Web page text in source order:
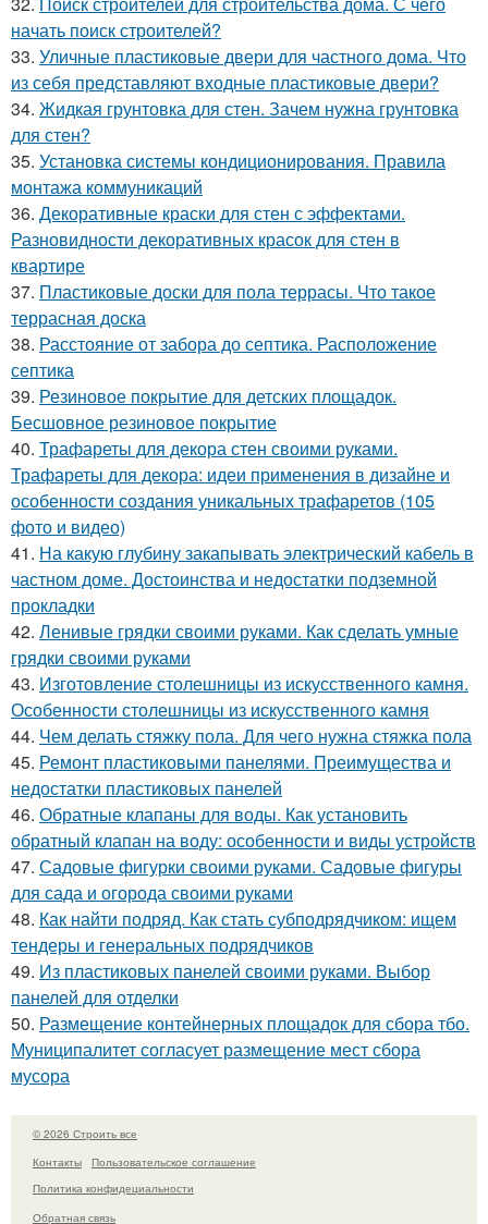
начать поиск строителей?
33. Уличные пластиковые двери для частного дома. Что
из себя представляют входные пластиковые двери?
34. Жидкая грунтовка для стен. Зачем нужна грунтовка
для стен?
35. Установка системы кондиционирования. Правила
монтажа коммуникаций
36. Декоративные краски для стен с эффектами.
Разновидности декоративных красок для стен в
квартире
37. Пластиковые доски для пола террасы. Что такое
террасная доска
38. Расстояние от забора до септика. Расположение
септика
39. Резиновое покрытие для детских площадок.
Бесшовное резиновое покрытие
40. Трафареты для декора стен своими руками.
Трафареты для декора: идеи применения в дизайне и
особенности создания уникальных трафаретов (105
фото и видео)
41. На какую глубину закапывать электрический кабель в
частном доме. Достоинства и недостатки подземной
прокладки
42. Ленивые грядки своими руками. Как сделать умные
грядки своими руками
43. Изготовление столешницы из искусственного камня.
Особенности столешницы из искусственного камня
44. Чем делать стяжку пола. Для чего нужна стяжка пола
45. Ремонт пластиковыми панелями. Преимущества и
недостатки пластиковых панелей
46. Обратные клапаны для воды. Как установить
обратный клапан на воду: особенности и виды устройств
47. Садовые фигурки своими руками. Садовые фигуры
для сада и огорода своими руками
48. Как найти подряд. Как стать субподрядчиком: ищем
тендеры и генеральных подрядчиков
49. Из пластиковых панелей своими руками. Выбор
панелей для отделки
50. Размещение контейнерных площадок для сбора тбо.
Муниципалитет согласует размещение мест сбора
мусора
© 2026 Строить все
Контакты
Пользовательское соглашение
Политика конфидециальности
Обратная связь